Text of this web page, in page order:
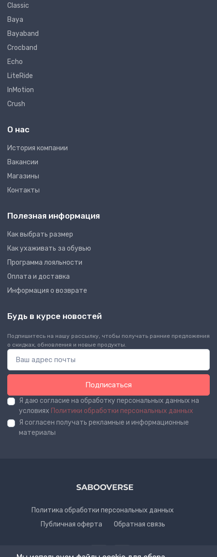
Classic
Baya
Bayaband
Crocband
Echo
LiteRide
InMotion
Crush
О нас
Иcтория компании
Вакансии
Магазины
Контакты
Полезная информация
Как выбрать размер
Как ухаживать за обувью
Программа лояльности
Оплата и доставка
Информация о возврате
Будь в курсе новостей
Подпишитесь на нашу рассылку, чтобы получать ранние предложения
о скидках, обновления и новые продукты.
Подписаться
Я даю согласие на обработку персональных данных на
условиях Политики обработки персональных данных
Я согласен получать рекламные и информационные
материалы
Политика обработки персональных данных
Публичная оферта
Обратная связь